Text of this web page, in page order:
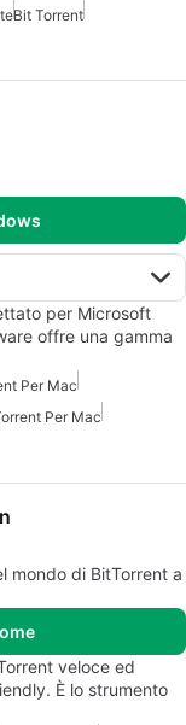
Bit Torrent
per Microsoft
offre una gamma
Per Mac
Per Mac
mondo di BitTorrent a
veloce ed
È lo strumento